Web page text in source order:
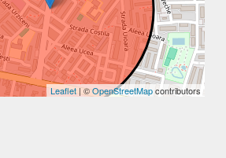
Leaflet | ©OpenStreetMapcontributors